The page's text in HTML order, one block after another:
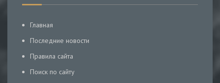
Главная
Последние новости
Правила сайта
Поиск по сайту